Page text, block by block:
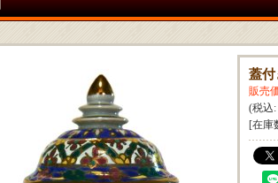
蓋付
販売
(税込:
[在庫